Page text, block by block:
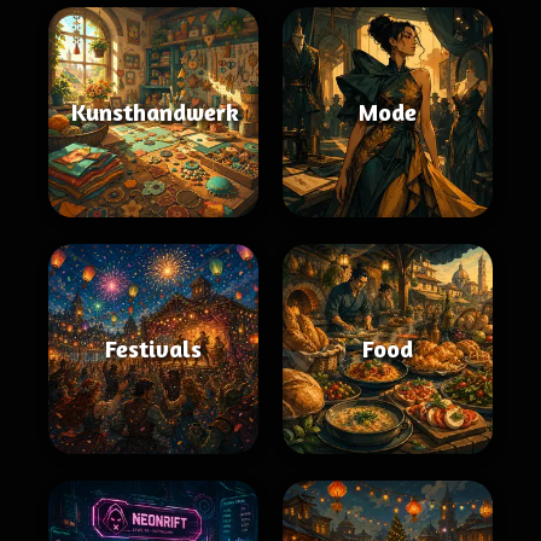
Kunsthandwerk Mode
Festivals Food